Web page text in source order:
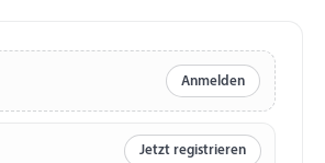
Anmelden
Jetzt registrieren